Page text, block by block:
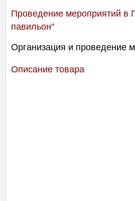
Проведение мероприятий
павильон"
Организация и проведение
Описание товара